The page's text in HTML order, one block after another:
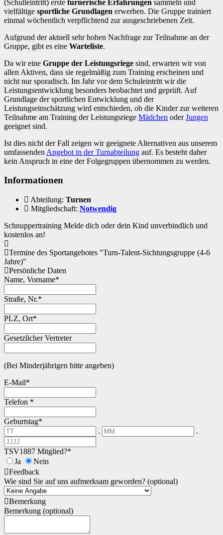
(Schulleintritt) erste turnerische Erfahrungen sammeln und
vielfältige sportliche Grundlagen erwerben. Die Gruppe trainiert
einmal wöchentlich verpflichtend zur ausgeschriebenen Zeit.
Aufgrund der aktuell sehr hohen Nachfrage zur Teilnahme an der
Gruppe, gibt es eine Warteliste.
Da wir eine Gruppe der Leistungsriege sind, erwarten wir von
allen Aktiven, dass sie regelmäßig zum Training erscheinen und
nicht nur sporadisch. Im Jahr vor dem Schuleintritt wir die
Leistungsentwicklung besonders beobachtet und geprüft. Auf
Grundlage der sportlichen Entwicklung und der
Leistungseinschätzung wird entschieden, ob die Kinder zur weiteren
Teilnahme am Training der Leistungsriege Mädchen oderJungen
geeignet sind.
Ist dies nicht der Fall zeigen wir geeignete Alternativen aus unserem
umfassenden Angebot in der Turnabteilung auf. Es besteht daher
kein Anspruch in eine der Folgegruppen übernommen zu werden.
Informationen
Abteilung: Turnen
Mitgliedschaft: Notwendig
Schnupper­training Melde dich oder dein Kind unverbindlich und
kostenlos an!
Termine des Sportangebotes "Turn-Talent-Sichtungsgruppe (4-6
Jahre)"
Persönliche Daten
Name, Vorname*
Straße, Nr.*
PLZ, Ort*
Gesetzlicher Vertreter
(Bei Minderjährigen bitte angeben)
E-Mail*
Telefon *
Geburtstag*
.
.
TSV1887 Mitglied?*
Ja
Nein
Feedback
Wie sind Sie auf uns aufmerksam geworden? (optional)
Bemerkung
Bemerkung (optional)